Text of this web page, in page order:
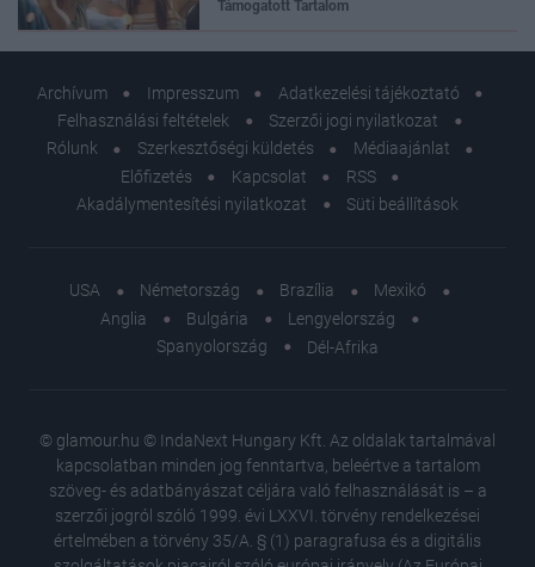
Támogatott Tartalom
Archívum Impresszum
Adatkezelési tájékoztató
Felhasználási feltételek
Szerzői jogi nyilatkozat
Rólunk
Szerkesztőségi küldetés
Médiaajánlat
Előfizetés
Kapcsolat
RSS
Akadálymentesítési nyilatkozat
Süti beállítások
USA Németország Brazília
Mexikó
Anglia
Bulgária
Lengyelország
Spanyolország
Dél-Afrika
© glamour.hu © IndaNext Hungary Kft. Az oldalak tartalmával
kapcsolatban minden jog fenntartva, beleértve a tartalom
szöveg- és adatbányászat céljára való felhasználását is – a
szerzői jogról szóló 1999. évi LXXVI. törvény rendelkezései
értelmében a törvény 35/A. § (1) paragrafusa és a digitális